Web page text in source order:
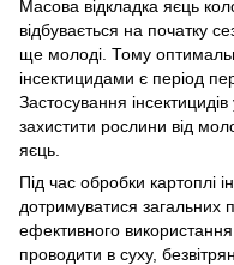
Масова відкладка яєць
відбувається на початку
ще молоді. Тому
інсектицидами є період
Застосування
захистити рослини від
яєць.
Під час обробки картоплі
дотримуватися загальних
ефективного
проводити в суху,